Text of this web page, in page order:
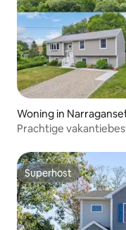
Woning in
Prachtige
Superhost
Superhost